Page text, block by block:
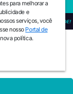
É VIVER COM QUALIDADE!
para melhorar a
e
serviços, você
nosso Portal de
política.